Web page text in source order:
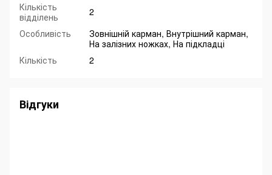
Кількість
відділень
2
Особливість
Зовнішній карман, Внутрішний карман,
На залізних ножках, На підкладці
Кількість
2
Відгуки